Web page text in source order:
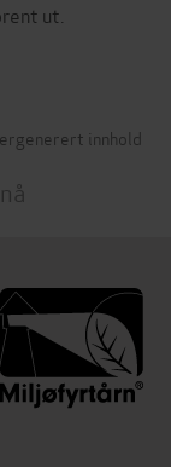
innhold